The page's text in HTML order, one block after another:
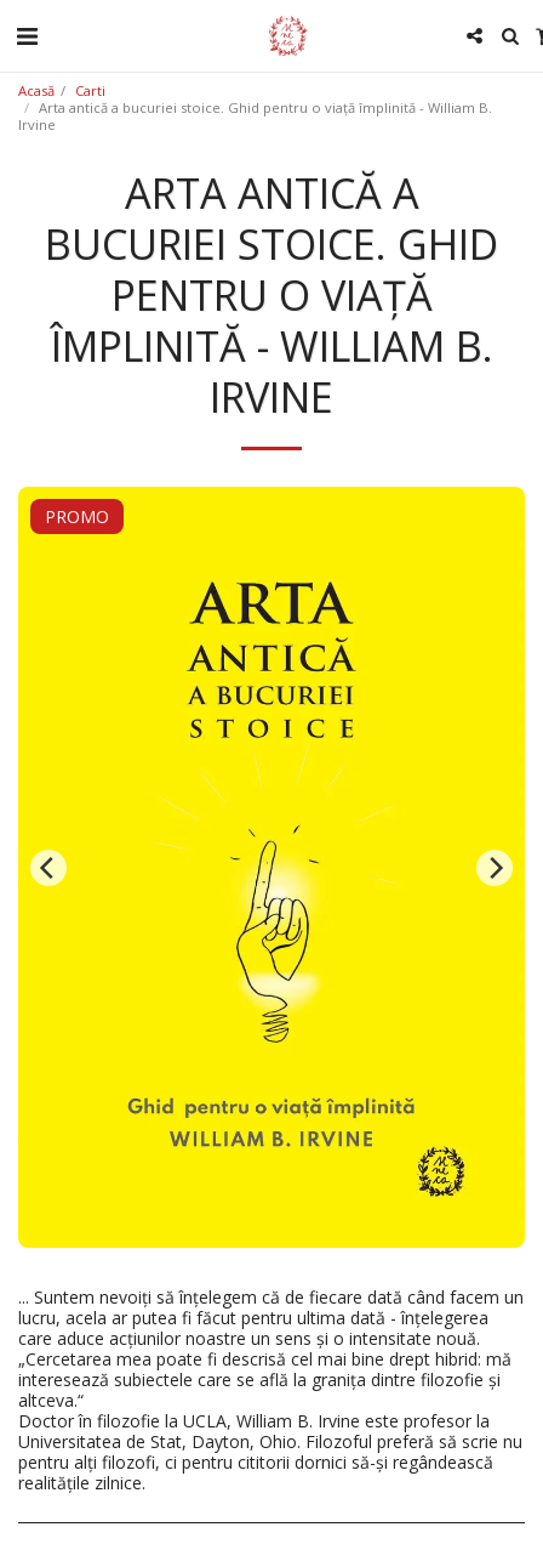
Acasă
Carti
Arta antică a bucuriei stoice. Ghid pentru o viață împlinită - William B.
Irvine
ARTA ANTICĂ A
BUCURIEI STOICE. GHID
PENTRU O VIAȚĂ
ÎMPLINITĂ - WILLIAM B.
IRVINE
PROMO
... Suntem nevoiți să înțelegem că de fiecare dată când facem un
lucru, acela ar putea fi făcut pentru ultima dată - înțelegerea
care aduce acțiunilor noastre un sens și o intensitate nouă.
„Cercetarea mea poate fi descrisă cel mai bine drept hibrid: mă
interesează subiectele care se află la granița dintre filozofie și
altceva.“
Doctor în filozofie la UCLA, William B. Irvine este profesor la
Universitatea de Stat, Dayton, Ohio. Filozoful preferă să scrie nu
pentru alți filozofi, ci pentru cititorii dornici să-și regândească
realitățile zilnice.